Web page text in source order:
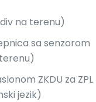
na terenu)
sa senzorom
ZKDU za ZPL
jezik)